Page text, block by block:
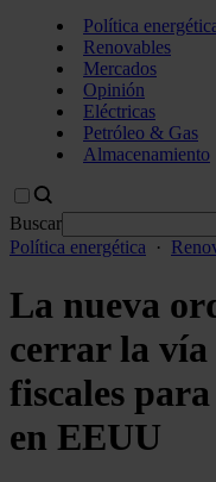
Política
Renovables
Mercados
Opinión
Eléctricas
Petróleo & Gas
Almacenamiento
Buscar
Política energética
·
La nueva
cerrar la vía
fiscales
en EEUU